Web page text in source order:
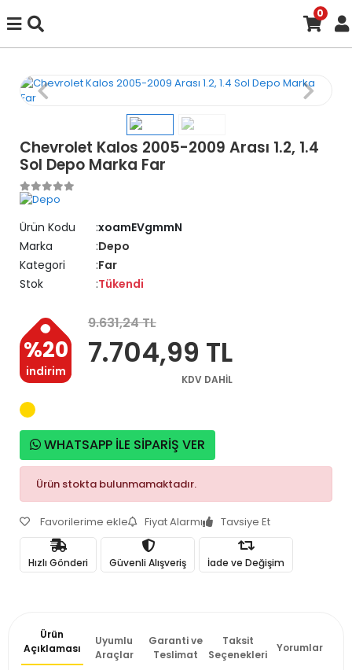
0
Chevrolet Kalos 2005-2009 Arası 1.2, 1.4
Sol Depo Marka Far
Ürün Kodu
xoamEVgmmN
Marka
Depo
Kategori
Far
Stok
Tükendi
%20
indirim
9.631,24 TL
7.704,99 TL
KDV DAHİL
WHATSAPP İLE SİPARİŞ VER
Ürün stokta bulunmamaktadır.
Favorilerime ekle Fiyat Alarmı Tavsiye Et
Hızlı Gönderi Güvenli Alışveriş İade ve Değişim
Ürün
Açıklaması
Uyumlu
Araçlar
Garanti ve
Teslimat
Taksit
Seçenekleri
Yorumlar